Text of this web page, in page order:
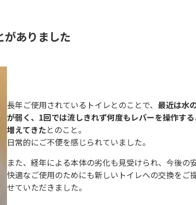
がありました
長年ご使用されているトイレとのことで、 最近は水
が弱く、1回では流しきれず何度もレバーを操作す
増えてきたとのこと。
日常的にご不便を感じられていました。
また、経年による本体の劣化も見受けられ、今後の
快適なご使用のためにも新しいトイレへの交換をご
せていただきました。